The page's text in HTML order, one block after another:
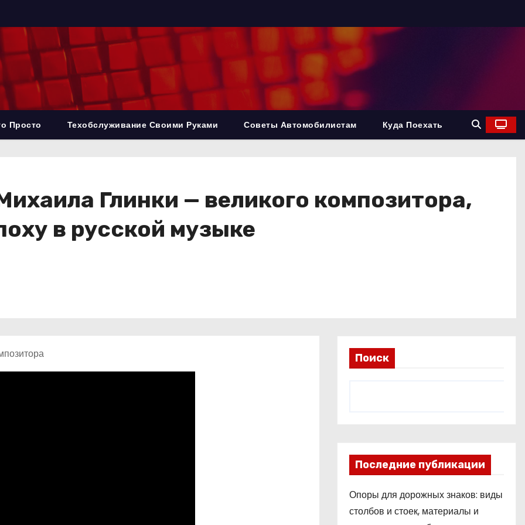
Просто Техобслуживание Своими Руками Советы Автомобилистам Куда Поехать
Глинки — великого композитора,
в русской музыке
Поиск
Последние публикации
Опоры для дорожных знаков: виды
столбов и стоек, материалы и